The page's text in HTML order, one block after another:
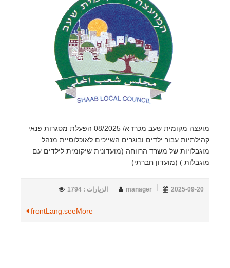
מועצה מקומית שעב מכרז א/ 08/2025 הפעלת מסגרות פנאי
קהילתיות עבור ילדים ובוגרים השייכים לאוכלוסיית מנהל
מוגבלויות של משרד הרווחה (מועדונית שיקומית לילדים עם
מוגבלות ) (מועדון חברתי)
2025-09-20
manager الزيارات : 1794
frontLang.seeMore